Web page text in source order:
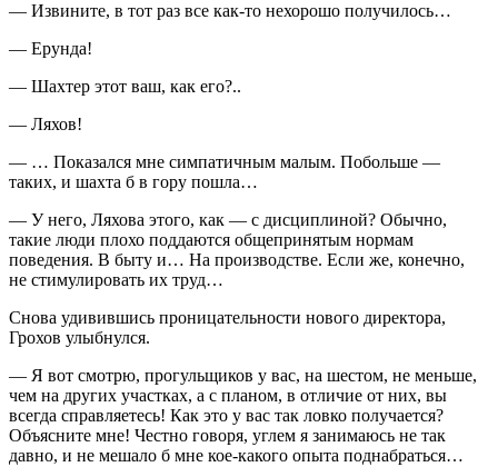
— Извините, в тот раз все как-то нехорошо получилось…
— Ерунда!
— Шахтер этот ваш, как его?..
— Ляхов!
— … Показался мне симпатичным малым. Побольше —
таких, и шахта б в гору пошла…
— У него, Ляхова этого, как — с дисциплиной? Обычно,
такие люди плохо поддаются общепринятым нормам
поведения. В быту и… На производстве. Если же, конечно,
не стимулировать их труд…
Снова удивившись проницательности нового директора,
Грохов улыбнулся.
— Я вот смотрю, прогульщиков у вас, на шестом, не меньше,
чем на других участках, а с планом, в отличие от них, вы
всегда справляетесь! Как это у вас так ловко получается?
Объясните мне! Честно говоря, углем я занимаюсь не так
давно, и не мешало б мне кое-какого опыта поднабраться…